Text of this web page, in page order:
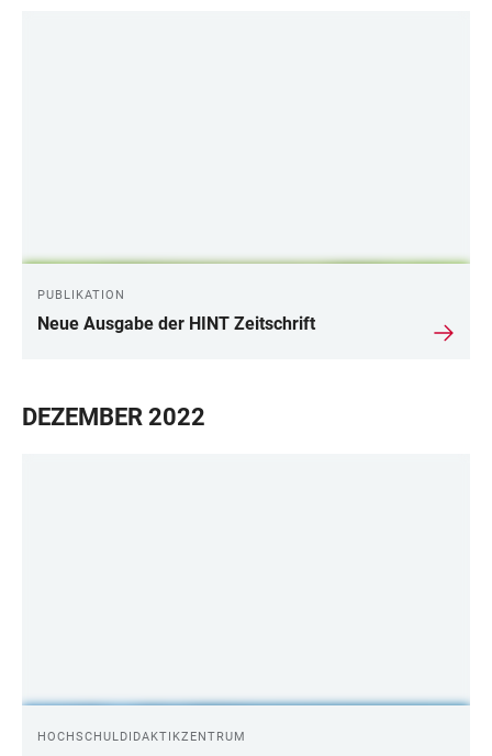
PUBLIKATION
Neue Ausgabe der HINT Zeitschrift
DEZEMBER 2022
HOCHSCHULDIDAKTIKZENTRUM